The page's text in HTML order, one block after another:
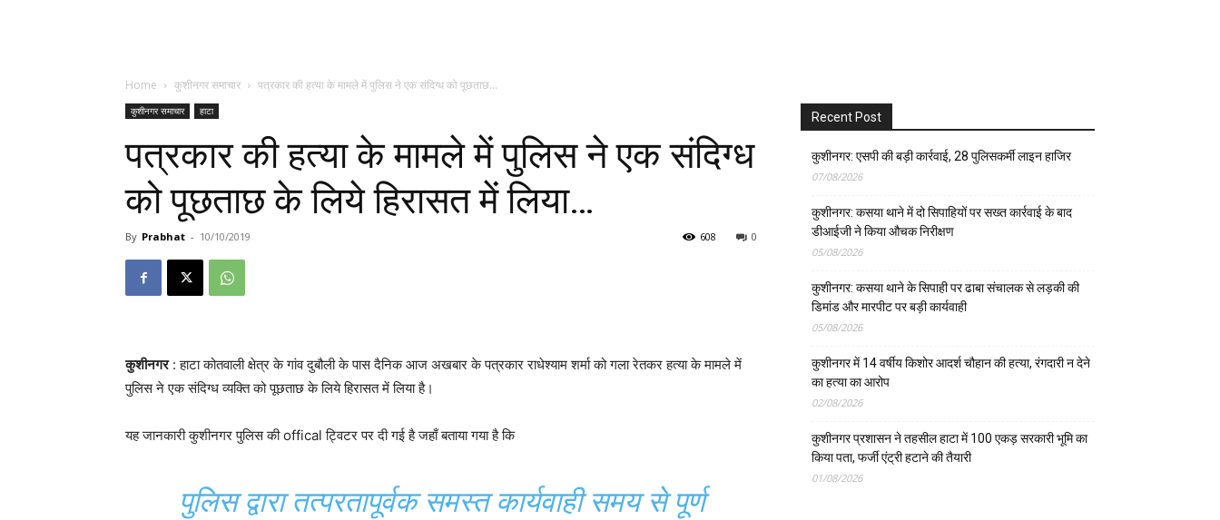
Home कुशीनगर समाचार पत्रकार की हत्या के मामले में पुलिस ने एक संदिग्ध को पूछताछ...
कुशीनगर समाचार हाटा
पत्रकार की हत्या के मामले में पुलिस ने एक संदिग्ध
को पूछताछ के लिये हिरासत में लिया…
By Prabhat - 10/10/2019 0
608
कुशीनगर: हाटा कोतवाली क्षेत्र के गांव दुबौली के पास दैनिक आज अखबार के पत्रकार राधेश्याम शर्मा को गला रेतकर हत्या के मामले में
पुलिस ने एक संदिग्ध व्यक्ति को पूछताछ के लिये हिरासत में लिया है।
यह जानकारी कुशीनगर पुलिस की offical ट्विटर पर दी गई है जहाँ बताया गया है कि
पुलिस द्वारा तत्परतापूर्वक समस्त कार्यवाहीसमय से पूर्ण
Recent Post
कुशीनगर: एसपी की बड़ी कार्रवाई, 28 पुलिसकर्मी लाइन हाजिर
07/08/2026
कुशीनगर: कसया थाने में दो सिपाहियों पर सख्त कार्रवाई के बाद
डीआईजी ने किया औचक निरीक्षण
05/08/2026
कुशीनगर: कसया थाने के सिपाही पर ढाबा संचालक से लड़की की
डिमांड और मारपीट पर बड़ी कार्यवाही
05/08/2026
कुशीनगर में 14 वर्षीय किशोर आदर्श चौहान की हत्या, रंगदारी न देने
का हत्या का आरोप
02/08/2026
कुशीनगर प्रशासन ने तहसील हाटा में 100 एकड़ सरकारी भूमि का
किया पता, फर्जी एंट्री हटाने की तैयारी
01/08/2026